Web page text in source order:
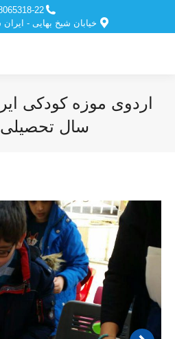
22 021
خیابان شیخ بهایی -
اردوی موزه کودکی
سال تحصیلی 99-